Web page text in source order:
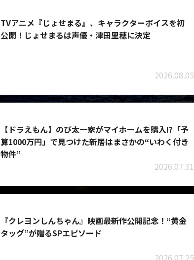
TVアニメ『じょせまる』、キャラクターボイスを初
公開！じょせまるは声優・津田里穂に決定
2026.08.05
【ドラえもん】のび太一家がマイホームを購入!?「予
算1000万円」で見つけた新居はまさかの“いわく付き
物件”
2026.07.31
『クレヨンしんちゃん』映画最新作公開記念！“黄金
タッグ”が贈るSPエピソード
2026.07.25